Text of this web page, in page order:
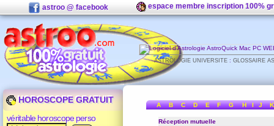
astroo @ facebook espace membre inscription 100%
ASTROLOGIE UNIVERSITE : GLOSSAIRE
HOROSCOPE GRATUIT
véritable horoscope perso
A B C D E F G H I J K
Réception mutuelle